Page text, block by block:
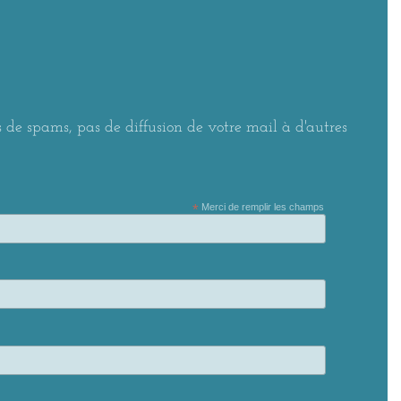
de spams, pas de diffusion de votre mail à d'autres
* Merci de remplir les champs